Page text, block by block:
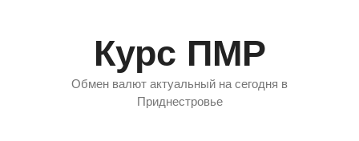
Курс ПМР
Обмен валют актуальный на сегодня в
Приднестровье